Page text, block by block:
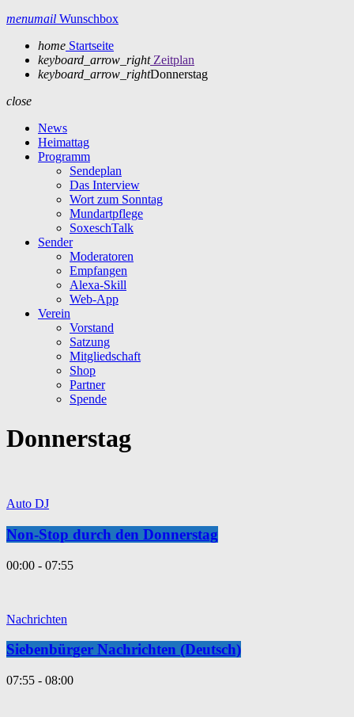
menumail Wunschbox
home Startseite
keyboard_arrow_right Zeitplan
keyboard_arrow_rightDonnerstag
close
News
Heimattag
Programm
Sendeplan
Das Interview
Wort zum Sonntag
Mundartpflege
SoxeschTalk
Sender
Moderatoren
Empfangen
Alexa-Skill
Web-App
Verein
Vorstand
Satzung
Mitgliedschaft
Shop
Partner
Spende
Donnerstag
Auto DJ
Non-Stop durch den Donnerstag
00:00 - 07:55
Nachrichten
Siebenbürger Nachrichten (Deutsch)
07:55 - 08:00